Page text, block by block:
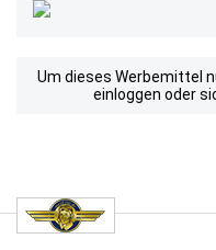
Um dieses Werbemittel
einloggen oder